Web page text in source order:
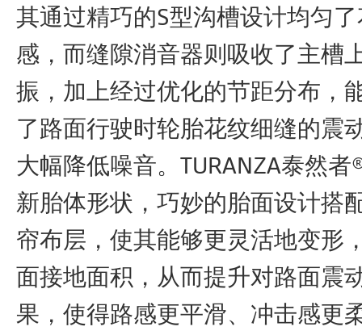
其通过精巧的S型沟槽设计均匀
感，而缝隙消音器则吸收了主槽
振，加上经过优化的节距分布，
了路面行驶时轮胎花纹细缝的震
大幅降低噪音。TURANZA泰然
新胎体形状，巧妙的胎面设计搭
帘布层，使其能够更灵活地变形
面接地面积，从而提升对路面震
果，使得路感更平滑、冲击感更